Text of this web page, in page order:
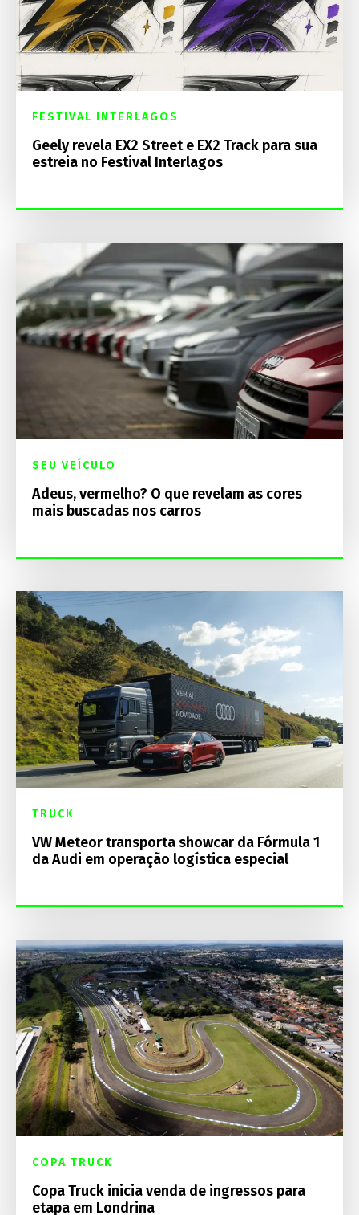
FESTIVAL INTERLAGOS
Geely revela EX2 Street e EX2 Track para sua
estreia no Festival Interlagos
SEU VEÍCULO
Adeus, vermelho? O que revelam as cores
mais buscadas nos carros
TRUCK
VW Meteor transporta showcar da Fórmula 1
da Audi em operação logística especial
COPA TRUCK
Copa Truck inicia venda de ingressos para
etapa em Londrina